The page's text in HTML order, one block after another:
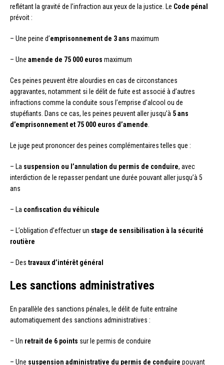
reflétant la gravité de l’infraction aux yeux de la justice. Le Code pénal
prévoit :
– Une peine d’emprisonnement de 3 ans maximum
– Une amende de 75 000 euros maximum
Ces peines peuvent être alourdies en cas de circonstances
aggravantes, notamment si le délit de fuite est associé à d’autres
infractions comme la conduite sous l’emprise d’alcool ou de
stupéfiants. Dans ce cas, les peines peuvent aller jusqu’à 5 ans
d’emprisonnement et 75 000 euros d’amende
Le juge peut prononcer des peines complémentaires telles que :
– La suspension ou l’annulation du permis de conduire, avec
interdiction de le repasser pendant une durée pouvant aller jusqu’à 5
ans
– La confiscation du véhicule
– L’obligation d’effectuer un stage de sensibilisation à la sécurité
routière
– Des travaux d’intérêt général
Les sanctions administratives
En parallèle des sanctions pénales, le délit de fuite entraîne
automatiquement des sanctions administratives :
– Un retrait de 6 points sur le permis de conduire
– Une suspension administrative du permis de conduire pouvant